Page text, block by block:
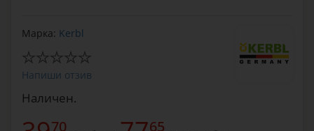
Марка: Kerbl
Напиши отзив
Наличен.
70 65